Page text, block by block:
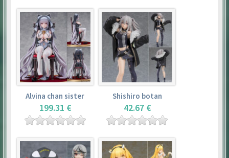
Alvina chan sister
199.31 €
Shishiro botan
42.67 €